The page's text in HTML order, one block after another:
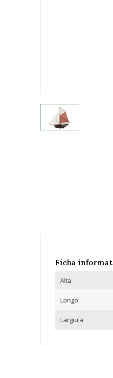
Ficha
Alta
Longo
Largura